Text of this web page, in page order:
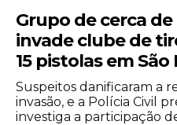
quarto ano
antecipado antes do
uma política que se
marcas da atual
Grupo de cerca de
invade clube de
15 pistolas em
Suspeitos danificaram a
invasão, e a Polícia Civil
investiga a participação